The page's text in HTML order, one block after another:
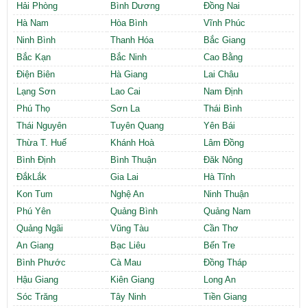
Hải Phòng
Bình Dương
Đồng Nai
Hà Nam
Hòa Bình
Vĩnh Phúc
Ninh Bình
Thanh Hóa
Bắc Giang
Bắc Kạn
Bắc Ninh
Cao Bằng
Điện Biên
Hà Giang
Lai Châu
Lạng Sơn
Lao Cai
Nam Định
Phú Thọ
Sơn La
Thái Bình
Thái Nguyên
Tuyên Quang
Yên Bái
Thừa T. Huế
Khánh Hoà
Lâm Đồng
Bình Định
Bình Thuận
Đăk Nông
ĐắkLắk
Gia Lai
Hà Tĩnh
Kon Tum
Nghệ An
Ninh Thuận
Phú Yên
Quảng Bình
Quảng Nam
Quảng Ngãi
Vũng Tàu
Cần Thơ
An Giang
Bạc Liêu
Bến Tre
Bình Phước
Cà Mau
Đồng Tháp
Hậu Giang
Kiên Giang
Long An
Sóc Trăng
Tây Ninh
Tiền Giang